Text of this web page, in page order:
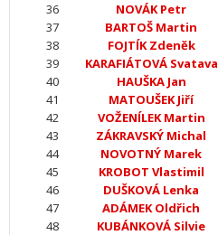
36
NOVÁK Petr
37
BARTOŠ Martin
38
FOJTÍK Zdeněk
39
KARAFIÁTOVÁ Svatava
40
HAUŠKA Jan
41
MATOUŠEK Jiří
42
VOŽENÍLEK Martin
43
ZÁKRAVSKÝ Michal
44
NOVOTNÝ Marek
45
KROBOT Vlastimil
46
DUŠKOVÁ Lenka
47
ADÁMEK Oldřich
48
KUBÁNKOVÁ Silvie